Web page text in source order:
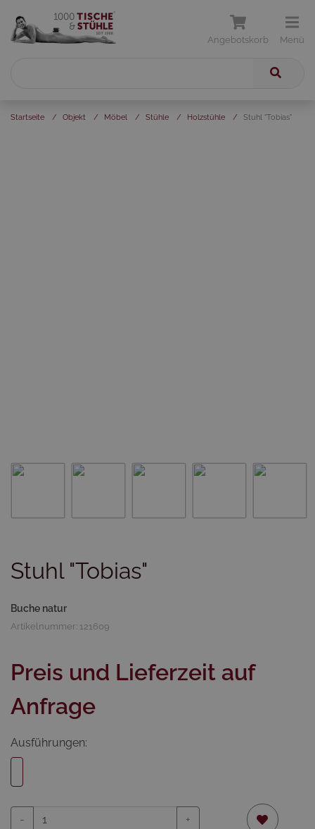
Angebotskorb Menü
Startseite / Objekt / Möbel / Stühle / Holzstühle / Stuhl "Tobias"
Stuhl "Tobias"
Buche natur
Artikelnummer: 121609
Preis und Lieferzeit auf
Anfrage
Ausführungen:
- +